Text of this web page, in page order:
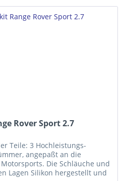
Rover Sport 2.7
Teile: 3 Hochleistungs-
ange­­paßt an die
Die Schläuche und
Lagen Silikon hergestellt und